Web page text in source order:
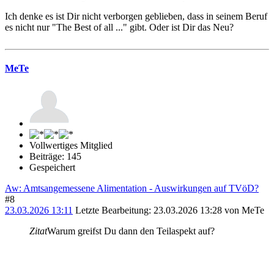
Ich denke es ist Dir nicht verborgen geblieben, dass in seinem Beruf
es nicht nur "The Best of all ..." gibt. Oder ist Dir das Neu?
MeTe
Vollwertiges Mitglied
Beiträge: 145
Gespeichert
Aw: Amtsangemessene Alimentation - Auswirkungen auf TVöD?
#8
23.03.2026 13:11 Letzte Bearbeitung: 23.03.2026 13:28 von MeTe
ZitatWarum greifst Du dann den Teilaspekt auf?